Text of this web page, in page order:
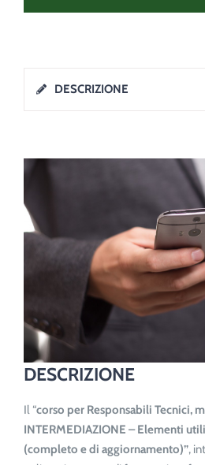
DESCRIZIONE
DESCRIZIONE
Il “corso per Responsabili Tecnici,
INTERMEDIAZIONE – Elementi
(completo e di aggiornamento)”,